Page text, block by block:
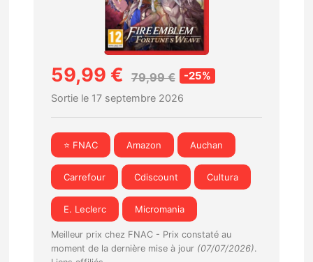
59,99 € 79,99 € -25%
Sortie le 17 septembre 2026
⭐ FNAC Amazon Auchan
Carrefour Cdiscount Cultura
E. Leclerc Micromania
Meilleur prix chez FNAC - Prix constaté au
moment de la dernière mise à jour (07/07/2026).